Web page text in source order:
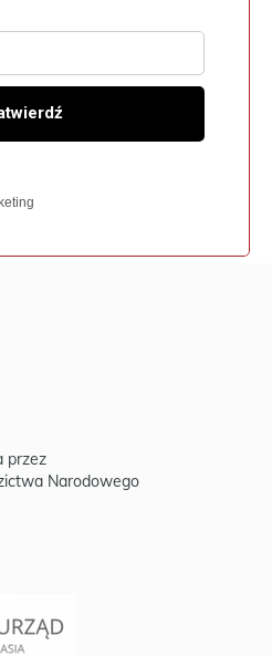
przez
Narodowego